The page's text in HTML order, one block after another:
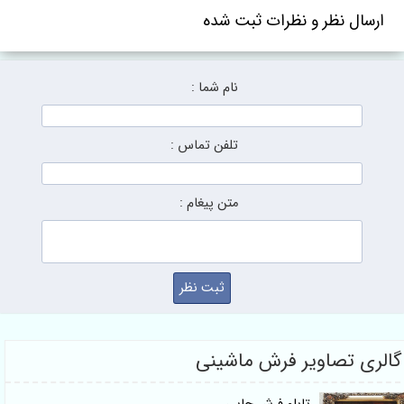
نظر و نظرات ثبت شده
نام شما :
تلفن تماس :
متن پیغام :
تصاویر فرش ماشینی